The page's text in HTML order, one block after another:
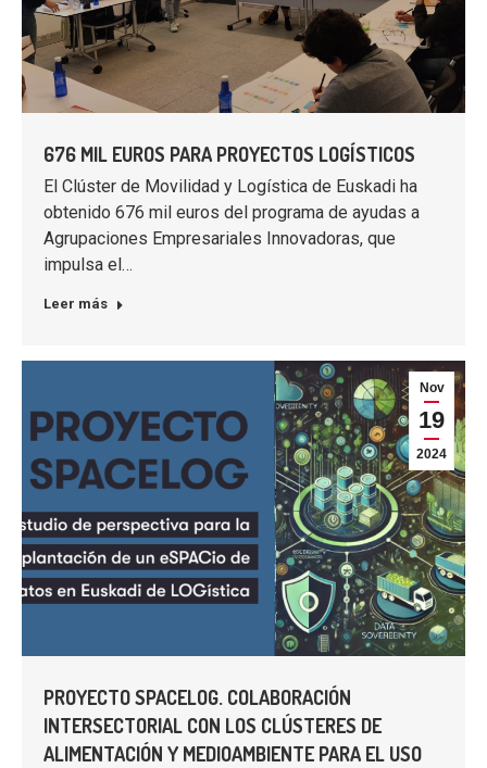
676 MIL EUROS PARA PROYECTOS LOGÍSTICOS
El Clúster de Movilidad y Logística de Euskadi ha
obtenido 676 mil euros del programa de ayudas a
Agrupaciones Empresariales Innovadoras, que
impulsa el…
Leer más
Nov
19
2024
PROYECTO SPACELOG. COLABORACIÓN
INTERSECTORIAL CON LOS CLÚSTERES DE
ALIMENTACIÓN Y MEDIOAMBIENTE PARA EL USO